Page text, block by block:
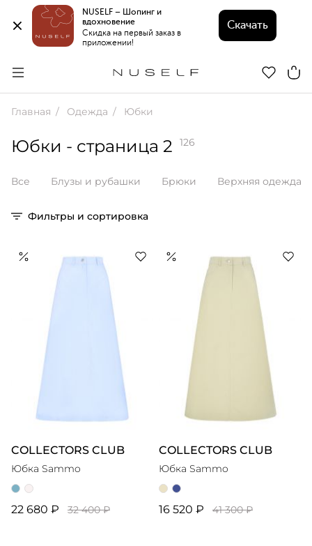
NUSELF – Шопинг и
вдохновение
Скидка на первый заказ в
приложении!
Скачать
Главная Одежда Юбки
Юбки - страница 2 126
Все Блузы и рубашки Брюки Верхняя одежда
Фильтры и сортировка
COLLECTORS CLUB
Юбка Sammo
22 680 ₽ 32 400 ₽
COLLECTORS CLUB
Юбка Sammo
16 520 ₽ 41 300 ₽